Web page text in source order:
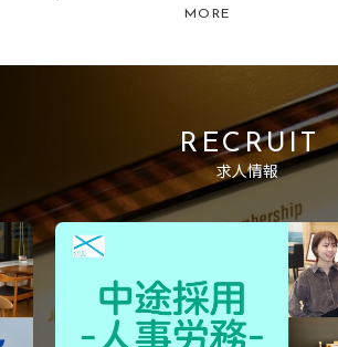
MORE
RECRUIT
求人情報